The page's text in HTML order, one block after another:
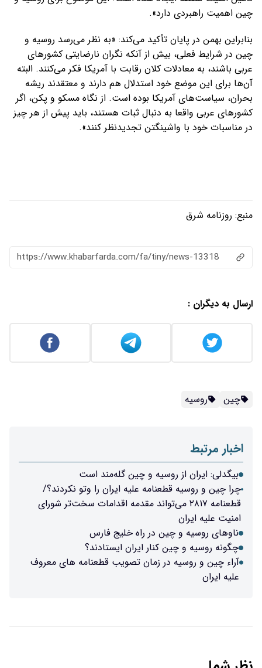
چین اهمیت راهبردی دارد».
بنابراین بهمن در پایان تأکید می‌کند: «به نظر می‌رسد روسیه و
چین در شرایط فعلی، بیش از آنکه نگران نارضایتی کشورهای
عربی باشند، به معادلات کلان رقابت با آمریکا فکر می‌کنند. البته
آن‌ها برای این موضع خود استدلال هم دارند و معتقدند ریشه
بحران، سیاست‌های آمریکا بوده است. از نگاه مسکو و پکن، اگر
کشورهای عربی واقعا به دنبال ثبات هستند، باید پیش از هر چیز
در مناسبات خود با واشینگتن تجدیدنظر کنند».
منبع: روزنامه شرق
https://www.khabarfarda.com/fa/tiny/news-13318
ارسال به دیگران :
چین روسیه
اخبار مرتبط
بیگدلی: ایران از روسیه و چین گله‌مند است
چرا چین و روسیه قطعنامه علیه ایران را وتو نکردند؟/
قطعنامه ۲۸۱۷ می‌تواند مقدمه اقدامات سخت‌تر شورای
امنیت علیه ایران
ناوهای روسیه و چین در راه خلیج فارس
چگونه روسیه و چین کنار ایران ایستادند؟
آراء چین و روسیه در زمان تصویب قطعنامه های معروف
علیه ایران